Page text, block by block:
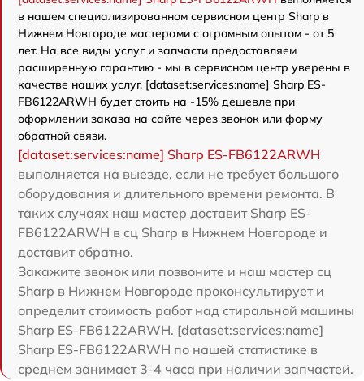
в нашем специализированном сервисном центр Sharp в
Нижнем Новгороде мастерами с огромным опытом - от 5
лет. На все виды услуг и запчасти предоставляем
расширенную гарантию - мы в сервисном центр уверены в
качестве наших услуг. [dataset:services:name] Sharp ES-
FB6122ARWH будет стоить на -15% дешевле при
оформлении заказа на сайте через звонок или форму
обратной связи.
[dataset:services:name] Sharp ES-FB6122ARWH
выполняется на выезде, если не требует большого
оборудования и длительного времени ремонта. В
таких случаях наш мастер доставит Sharp ES-
FB6122ARWH в сц Sharp в Нижнем Новгороде и
доставит обратно.
Закажите звонок или позвоните и наш мастер сц
Sharp в Нижнем Новгороде проконсультирует и
определит стоимость работ над стиральной машины
Sharp ES-FB6122ARWH. [dataset:services:name]
Sharp ES-FB6122ARWH по нашей статистике в
среднем занимает 3-4 часа при наличии запчастей.